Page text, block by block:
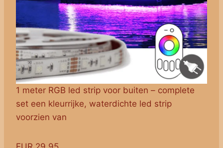
1 meter RGB led strip voor buiten – complete
set een kleurrijke, waterdichte led strip
voorzien van